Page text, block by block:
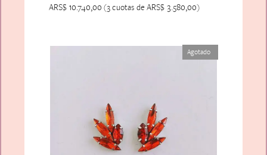
ARS$10.740,00 (3 cuotas de ARS$3.580,00)
Agotado